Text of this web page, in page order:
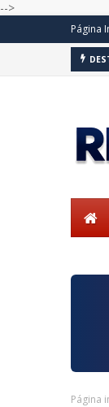
-->
Página
Página